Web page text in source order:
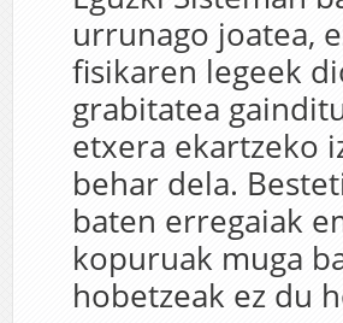
urrunago joatea,
fisikaren legeek
grabitatea
etxera ekartzeko
behar dela.
baten erregaiak
kopuruak muga
hobetzeak ez du